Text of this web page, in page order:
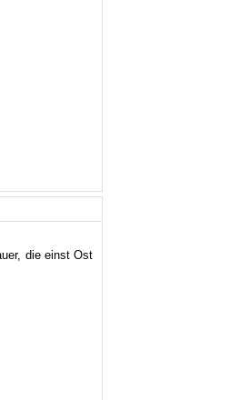
die einst Ost